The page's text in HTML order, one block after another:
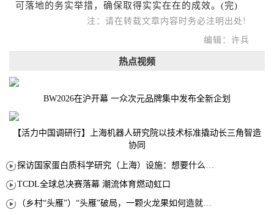
可落地的务实举措，确保取得实实在在的成效。(完)
注：请在转载文章内容时务必注明出处!
编辑：许兵
热点视频
BW2026在沪开幕 一众次元品牌集中发布全新企划
【活力中国调研行】上海机器人研究院以技术标准撬动长三角智造
协同
探访国家蛋白质科学研究（上海）设施：想要什么蛋白 AI直接设计合成
TCDL全球总决赛落幕 潮流体育燃动虹口
（乡村“头雁”）“头雁”破局，一颗火龙果如何造就沪上乡村特色产业化路径